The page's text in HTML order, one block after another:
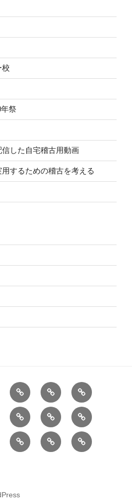
校
祭
した自宅稽古用動画
するための稽古を考える
2026
年
主
要
行
道
場
紹
介
お
問
い
合
わ
三
代
宗
家
博
三
代
宗
家
和
道
流
空
道
場
道
場
道
場